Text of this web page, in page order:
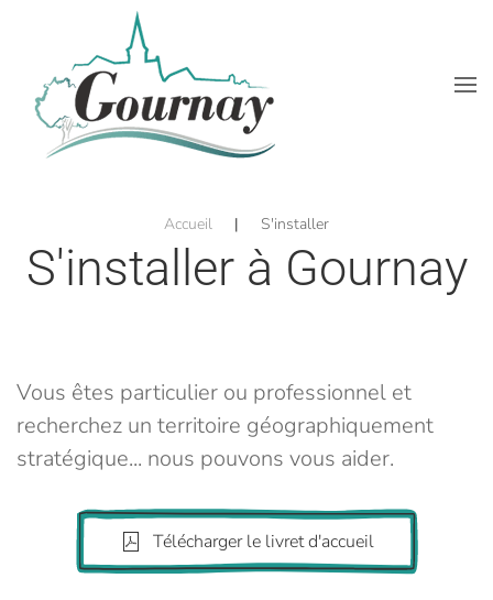
Accéder au contenu principal
Accueil S'installer
S'installer à Gournay
Vous êtes particulier ou professionnel et
recherchez un territoire géographiquement
stratégique... nous pouvons vous aider.
Télécharger le livret d'accueil